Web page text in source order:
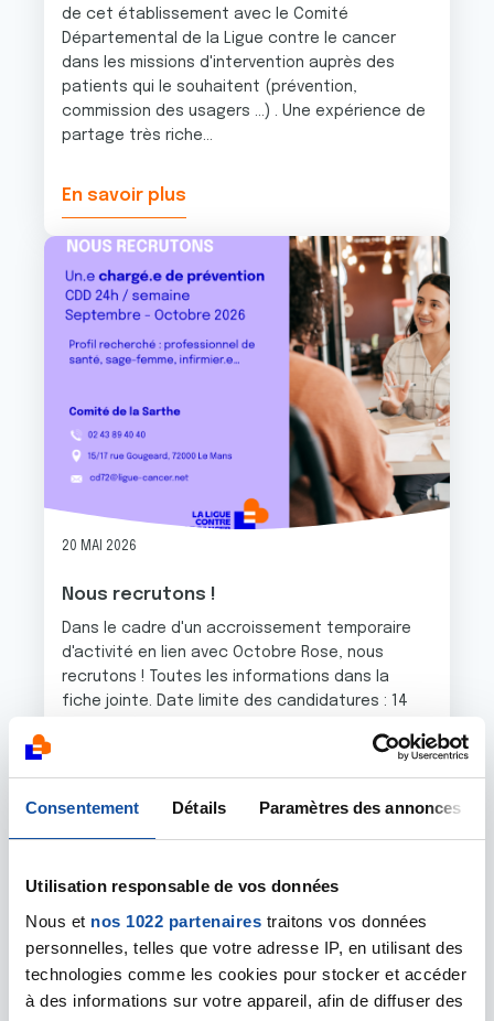
Consentement Détails Paramètres des annonces
Utilisation responsable de vos données
Nous et nos 1022 partenaires traitons vos données
personnelles, telles que votre adresse IP, en utilisant des
technologies comme les cookies pour stocker et accéder
à des informations sur votre appareil, afin de diffuser des
de cet établissement avec le Comité
Départemental de la Ligue contre le cancer
dans les missions d'intervention auprès des
patients qui le souhaitent (prévention,
commission des usagers …) . Une expérience de
partage très riche...
En savoir plus
Image
20 MAI 2026
Nous recrutons !
Dans le cadre d'un accroissement temporaire
d'activité en lien avec Octobre Rose, nous
recrutons ! Toutes les informations dans la
fiche jointe. Date limite des candidatures : 14
Image